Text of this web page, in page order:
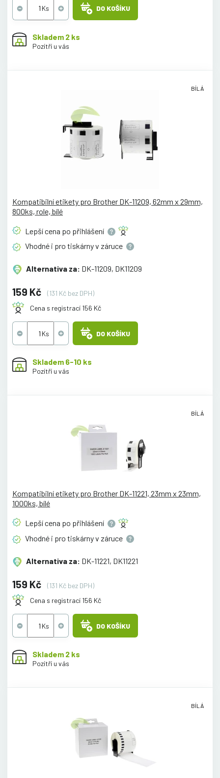
DO KOŠÍKU
Skladem 2 ks
Pozítří u vás
BÍLÁ
Kompatibilní etikety pro Brother DK-11209, 62mm x 29mm,
800ks, role, bílé
Lepší cena po přihlášení
Vhodné i pro tiskárny v záruce
Alternativa za: DK-11209, DK11209
159 Kč
(131 Kč bez DPH)
Cena s registrací 156 Kč
DO KOŠÍKU
Skladem 6-10 ks
Pozítří u vás
BÍLÁ
Kompatibilní etikety pro Brother DK-11221, 23mm x 23mm,
1000ks, bílé
Lepší cena po přihlášení
Vhodné i pro tiskárny v záruce
Alternativa za: DK-11221, DK11221
159 Kč
(131 Kč bez DPH)
Cena s registrací 156 Kč
DO KOŠÍKU
Skladem 2 ks
Pozítří u vás
BÍLÁ